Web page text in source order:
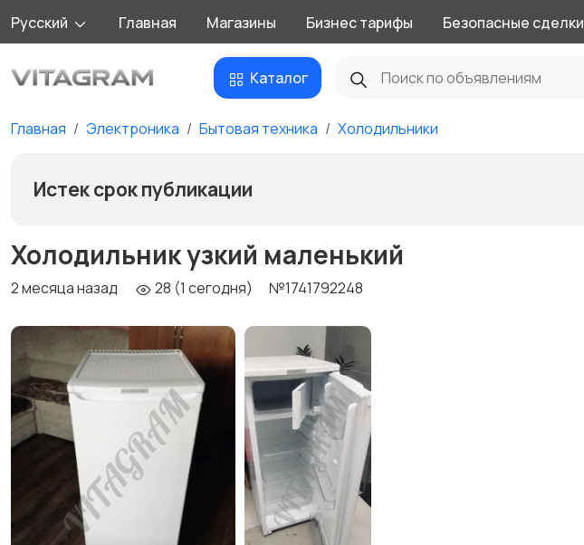
Русский Главная Магазины Бизнес тарифы Безопасные сделки
Каталог
Главная Электроника Бытовая техника Холодильники
Истек срок публикации
Холодильник узкий маленький
2 месяца назад 28 (1 сегодня) №1741792248